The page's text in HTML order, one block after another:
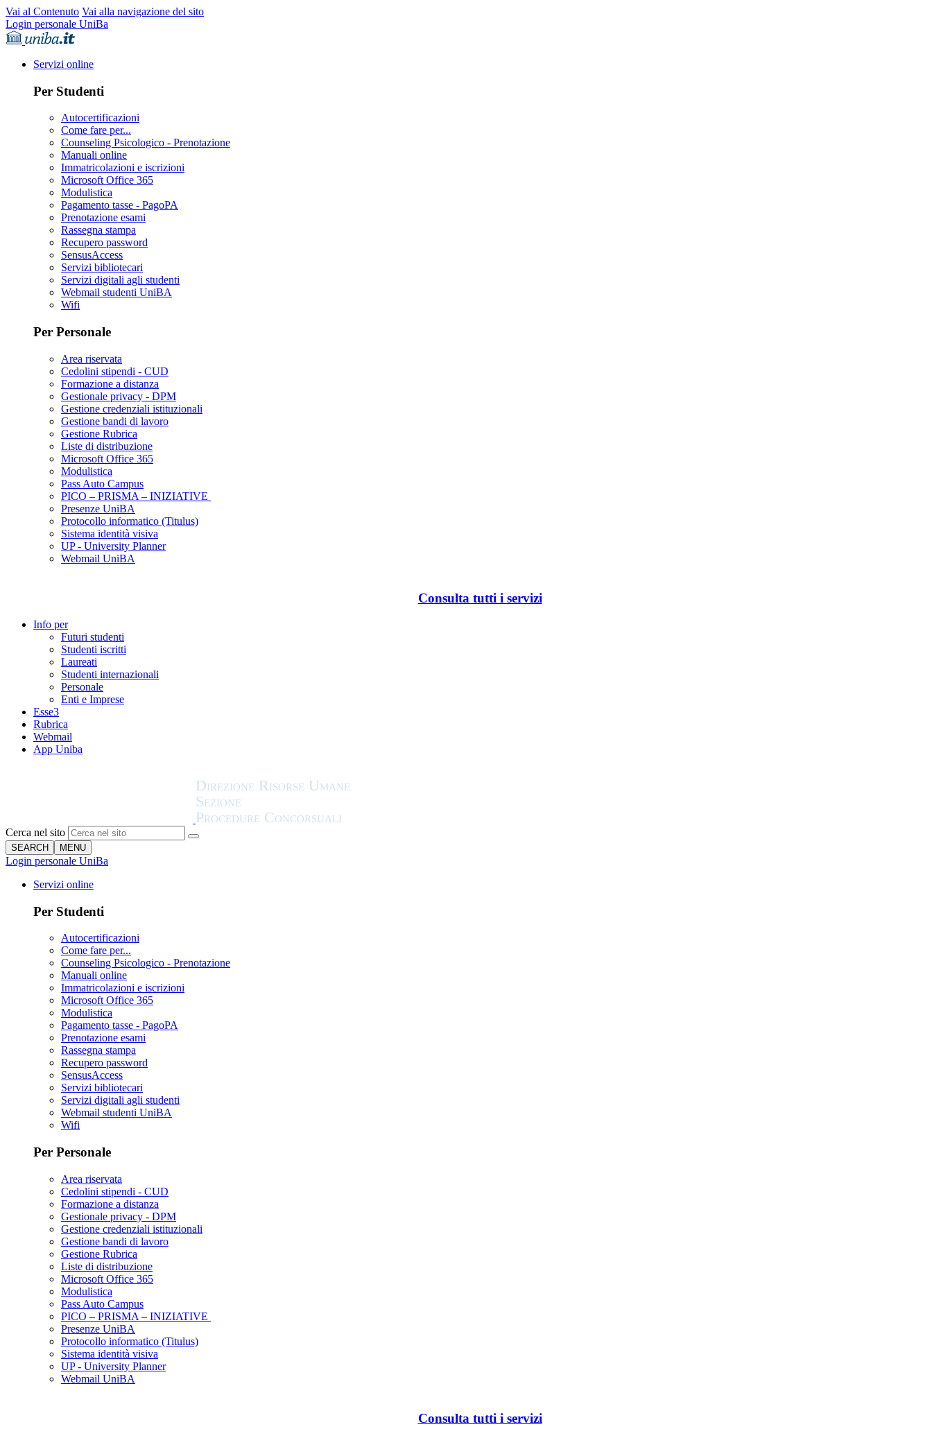
Vai al Contenuto Vai alla navigazione del sito
Login personale UniBa
Servizi online
Per Studenti
Autocertificazioni
Come fare per...
Counseling Psicologico - Prenotazione
Manuali online
Immatricolazioni e iscrizioni
Microsoft Office 365
Modulistica
Pagamento tasse - PagoPA
Prenotazione esami
Rassegna stampa
Recupero password
SensusAccess
Servizi bibliotecari
Servizi digitali agli studenti
Webmail studenti UniBA
Wifi
Per Personale
Area riservata
Cedolini stipendi - CUD
Formazione a distanza
Gestionale privacy - DPM
Gestione credenziali istituzionali
Gestione bandi di lavoro
Gestione Rubrica
Liste di distribuzione
Microsoft Office 365
Modulistica
Pass Auto Campus
PICO – PRISMA – INIZIATIVE
Presenze UniBA
Protocollo informatico (Titulus)
Sistema identità visiva
UP - University Planner
Webmail UniBA
Consulta tutti i servizi
Info per
Futuri studenti
Studenti iscritti
Laureati
Studenti internazionali
Personale
Enti e Imprese
Esse3
Rubrica
Webmail
App Uniba
Cerca nel sito
SEARCH MENU
Login personale UniBa
Servizi online
Per Studenti
Autocertificazioni
Come fare per...
Counseling Psicologico - Prenotazione
Manuali online
Immatricolazioni e iscrizioni
Microsoft Office 365
Modulistica
Pagamento tasse - PagoPA
Prenotazione esami
Rassegna stampa
Recupero password
SensusAccess
Servizi bibliotecari
Servizi digitali agli studenti
Webmail studenti UniBA
Wifi
Per Personale
Area riservata
Cedolini stipendi - CUD
Formazione a distanza
Gestionale privacy - DPM
Gestione credenziali istituzionali
Gestione bandi di lavoro
Gestione Rubrica
Liste di distribuzione
Microsoft Office 365
Modulistica
Pass Auto Campus
PICO – PRISMA – INIZIATIVE
Presenze UniBA
Protocollo informatico (Titulus)
Sistema identità visiva
UP - University Planner
Webmail UniBA
Consulta tutti i servizi